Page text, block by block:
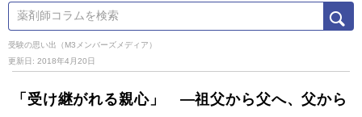
受験の思い出（M3メンバーズメディア）
更新日: 2018年4月20日
「受け継がれる親心」 ―祖父から父へ、父から